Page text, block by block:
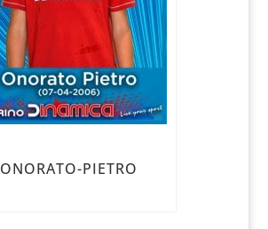
ONORATO-PIETRO